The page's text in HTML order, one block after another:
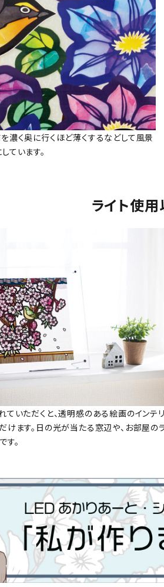
濃く奥に行くほど薄くするなどして風景
ています。
ライト使
ていただくと、透明感のある絵画のインテリ
けます。日の光が当たる窓辺や、お部屋の
す。